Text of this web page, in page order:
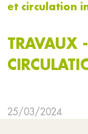
et circulation
TRAVAUX
25/03/2024